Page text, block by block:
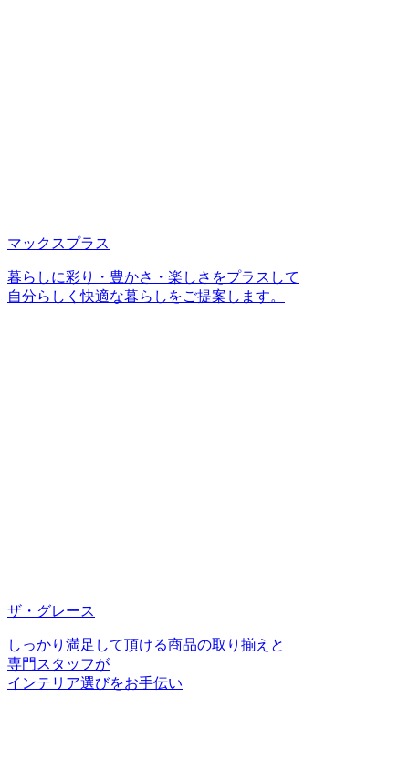
マックスプラス
暮らしに彩り・豊かさ・楽しさをプラスして
自分らしく快適な暮らしをご提案します。
ザ・グレース
しっかり満足して頂ける商品の取り揃えと
専門スタッフが
インテリア選びをお手伝い